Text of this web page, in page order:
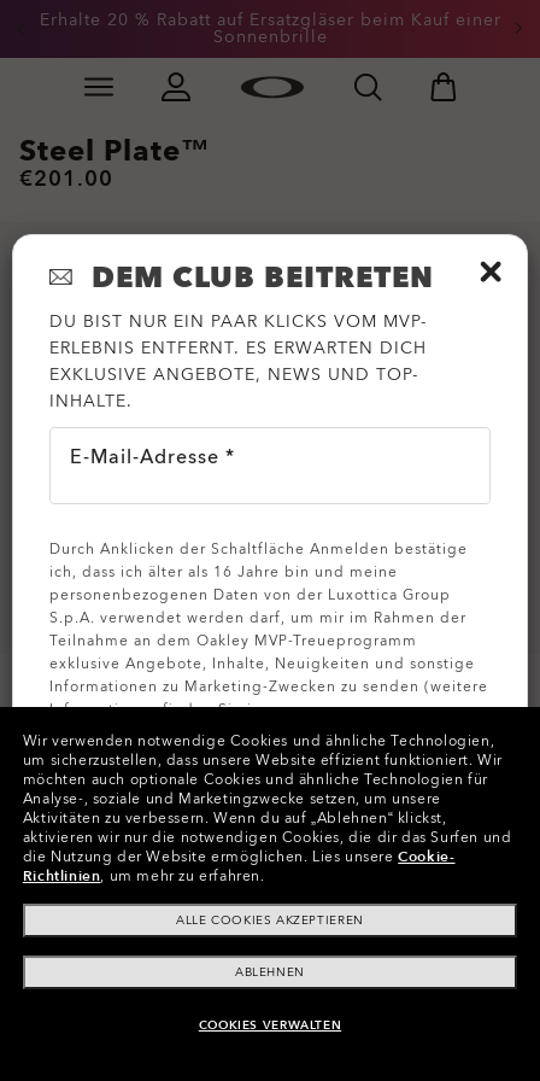
Skip to
Erhalte 20 % Rabatt auf Ersatzgläser beim Kauf einer
Sonnenbrille
Slide 3 of 3. Erhalte 20 % Rabatt auf Ersatzgläser
ZUM WARENKORB HINZUFÜGEN
Steel Plate™
€201.00
Farben (4) GestellPowder Coal
Größe: M (132mm)-Diese Größe passt den
meisten Menschen.
PassformSchmale - Verstellbare Nasenpads
Größenanleitung ansehen
Wir verwenden notwendige Cookies und ähnliche Technologien,
um sicherzustellen, dass unsere Website effizient funktioniert. Wir
möchten auch optionale Cookies und ähnliche Technologien für
Analyse-, soziale und Marketingzwecke setzen, um unsere
Aktivitäten zu verbessern. Wenn du auf „Ablehnen“ klickst,
aktivieren wir nur die notwendigen Cookies, die dir das Surfen und
die Nutzung der Website ermöglichen. Lies unsereCookie-
Richtlinien, um mehr zu erfahren.
ALLE COOKIES AKZEPTIEREN
ABLEHNEN
COOKIES VERWALTEN
DEM CLUB BEITRETEN
DU BIST NUR EIN PAAR KLICKS VOM MVP-
ERLEBNIS ENTFERNT. ES ERWARTEN DICH
EXKLUSIVE ANGEBOTE, NEWS UND TOP-
INHALTE.
E-Mail-Adresse *
Durch Anklicken der Schaltfläche Anmelden bestätige
ich, dass ich älter als 16 Jahre bin und meine
personenbezogenen Daten von der Luxottica Group
S.p.A. verwendet werden darf, um mir im Rahmen der
Teilnahme an dem Oakley MVP-Treueprogramm
exklusive Angebote, Inhalte, Neuigkeiten und sonstige
Informationen zu Marketing-Zwecken zu senden (weitere
Informationen finden Sie in unserer
Datenschutzbestimmungen ).
MELDEN SIE